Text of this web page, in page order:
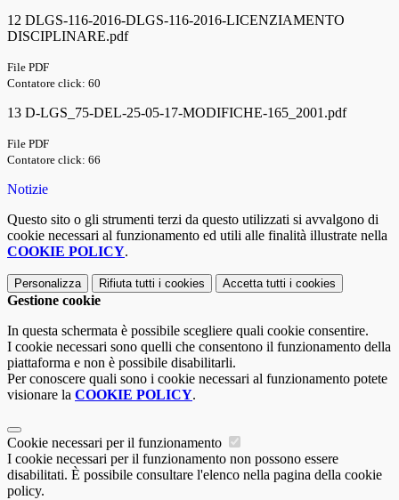
12 DLGS-116-2016-DLGS-116-2016-LICENZIAMENTO
DISCIPLINARE.pdf
File PDF
Contatore click: 60
13 D-LGS_75-DEL-25-05-17-MODIFICHE-165_2001.pdf
File PDF
Contatore click: 66
Notizie
Questo sito o gli strumenti terzi da questo utilizzati si avvalgono di
cookie necessari al funzionamento ed utili alle finalità illustrate nella
COOKIE POLICY.
Personalizza Rifiuta tutti i cookies Accetta tutti i cookies
Gestione cookie
In questa schermata è possibile scegliere quali cookie consentire.
I cookie necessari sono quelli che consentono il funzionamento della
piattaforma e non è possibile disabilitarli.
Per conoscere quali sono i cookie necessari al funzionamento potete
visionare la COOKIE POLICY.
Cookie necessari per il funzionamento
I cookie necessari per il funzionamento non possono essere
disabilitati. È possibile consultare l'elenco nella pagina della cookie
policy.